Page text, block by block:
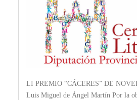
LI PREMIO “CÁCERES” DE
Luis Miguel de Ángel Martín Por la